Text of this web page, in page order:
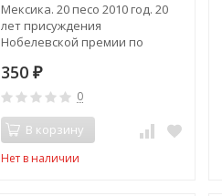
Мексика. 20 песо 2010 год. 20
лет присуждения
Нобелевской премии по
350₽
0
В корзину
Нет в наличии